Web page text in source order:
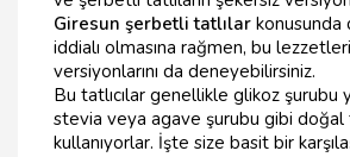
Giresun şerbetli tatlılar konusunda
iddialı olmasına rağmen, bu
versiyonlarını da deneyebilirsiniz.
Bu tatlıcılar genellikle glikoz şurubu
stevia veya agave şurubu gibi doğal
kullanıyorlar. İşte size basit bir